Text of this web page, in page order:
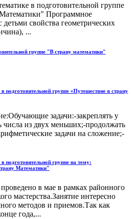
в подготовительной группе
Программное
детьми свойства геометрических
...
группе "В страну математики"
подготовительной группе «Путешествие в страну
задачи:-закреплять у
числа из двух меньших;-продолжать
задачи на сложение;-
подготовительной группе на тему:
Математики"
в мае в рамках районного
мастерства.Занятие интересно
методов и приемов.Так как
года,...